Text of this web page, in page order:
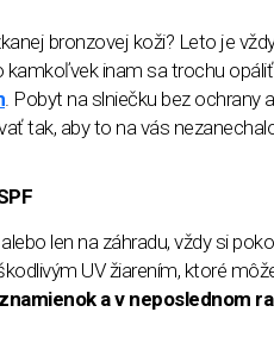
bronzovej koži? Leto je
kamkoľvek inam sa trochu
. Pobyt na slniečku bez ochrany
tak, aby to na vás
len na záhradu, vždy si
UV žiarením, ktoré
a v neposlednom